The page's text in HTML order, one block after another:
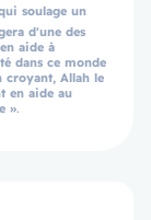
soulage un
d'une des
aide à
dans ce monde
croyant, Allah le
en aide au
».